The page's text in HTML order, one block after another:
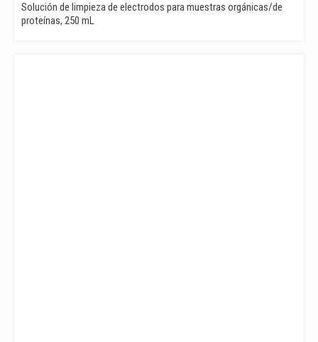
Solución de limpieza de electrodos para muestras orgánicas/de
proteínas, 250 mL